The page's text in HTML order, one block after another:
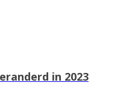
in 2023